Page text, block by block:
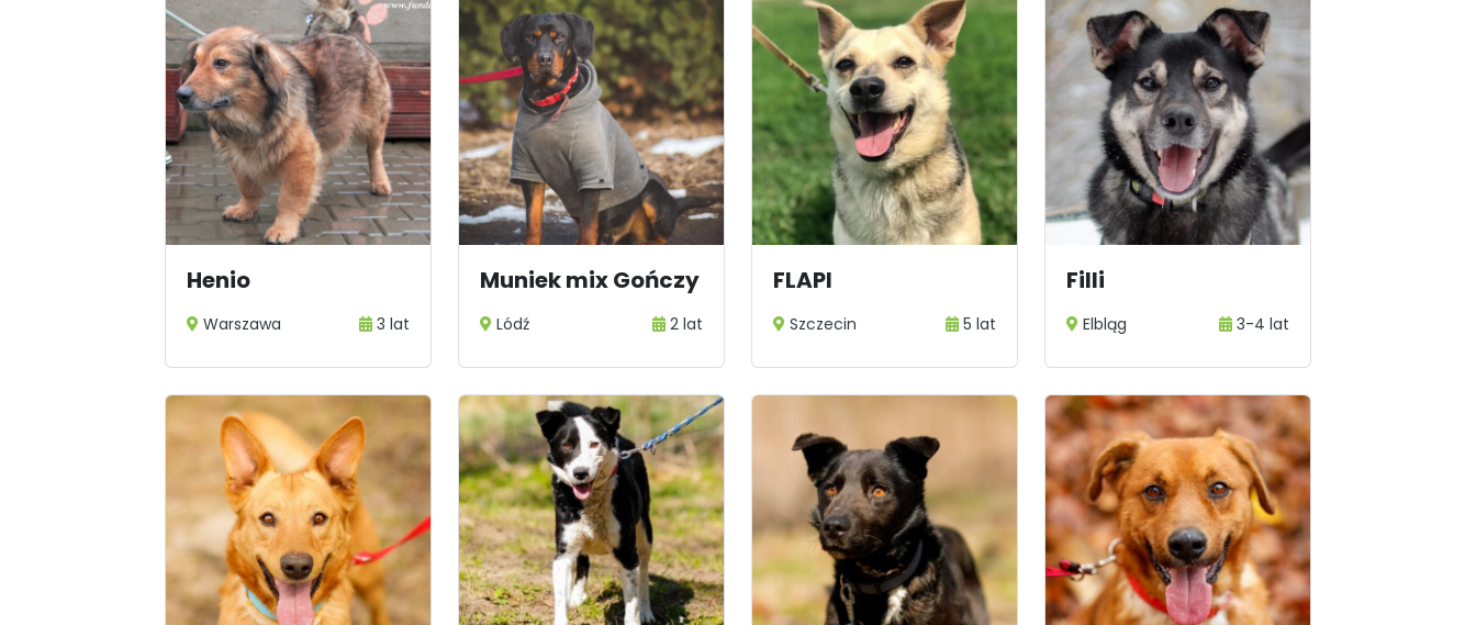
Henio
Warszawa 3 lat
Muniek mix Gończy
Lódź 2 lat
FLAPI
Szczecin 5 lat
Filli
Elbląg 3-4 lat